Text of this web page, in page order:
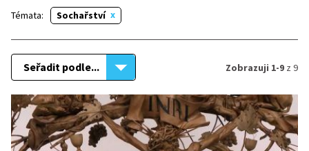
Témata: Sochařství
Seřadit podle... Zobrazuji 1-9 z 9